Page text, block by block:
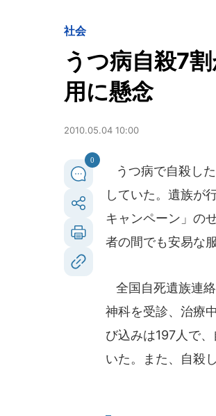
社会
うつ病自殺7
用に懸念
2010.05.04 10:00
0
うつ病で自殺し
していた。遺族が
キャンペーン」の
者の間でも安易な
全国自死遺族連
神科を受診、治療
び込みは197人で
いた。また、自殺